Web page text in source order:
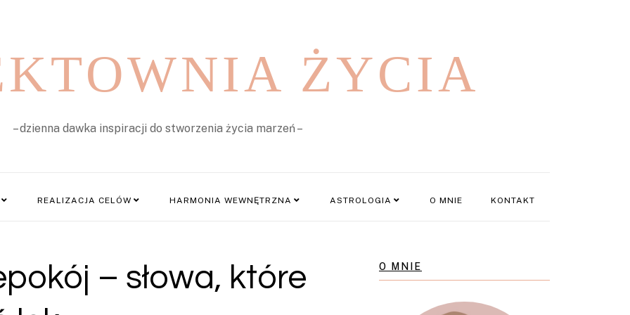
ŻYCIA
– dzienna dawka inspiracji do stworzenia życia marzeń –
REALIZACJA CELÓW HARMONIA WEWNĘTRZNA ASTROLOGIA O MNIE KONTAKT
– słowa, które
O MNIE